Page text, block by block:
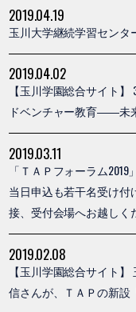
2019.04.19
玉川大学継続学習センタ
2019.04.02
【玉川学園総合サイト
ドベンチャー教育――未
2019.03.11
「ＴＡＰフォーラム
当日申込も若干名受け付
接、受付会場へお越しく
2019.02.08
【玉川学園総合サイト
信さんが、ＴＡＰの新設